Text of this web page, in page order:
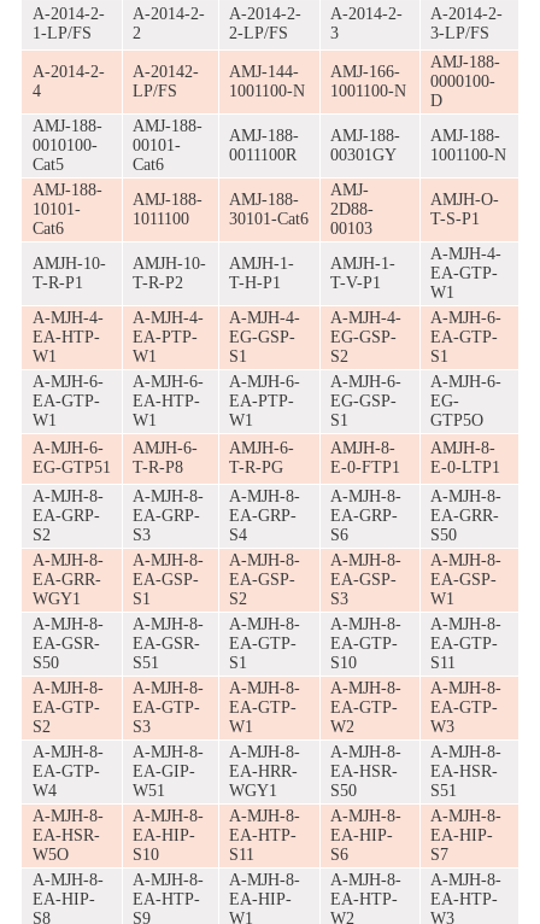
A-2014-2-
1-LP/FS
A-2014-2-
2
A-2014-2-
2-LP/FS
A-2014-2-
3
A-2014-2-
3-LP/FS
A-2014-2-
4
A-20142-
LP/FS
AMJ-144-
1001100-N
AMJ-166-
1001100-N
AMJ-188-
0000100-
D
AMJ-188-
0010100-
Cat5
AMJ-188-
00101-
Cat6
AMJ-188-
0011100R
AMJ-188-
00301GY
AMJ-188-
1001100-N
AMJ-188-
10101-
Cat6
AMJ-188-
1011100
AMJ-188-
30101-Cat6
AMJ-
2D88-
00103
AMJH-O-
T-S-P1
AMJH-10-
T-R-P1
AMJH-10-
T-R-P2
AMJH-1-
T-H-P1
AMJH-1-
T-V-P1
A-MJH-4-
EA-GTP-
W1
A-MJH-4-
EA-HTP-
W1
A-MJH-4-
EA-PTP-
W1
A-MJH-4-
EG-GSP-
S1
A-MJH-4-
EG-GSP-
S2
A-MJH-6-
EA-GTP-
S1
A-MJH-6-
EA-GTP-
W1
A-MJH-6-
EA-HTP-
W1
A-MJH-6-
EA-PTP-
W1
A-MJH-6-
EG-GSP-
S1
A-MJH-6-
EG-
GTP5O
A-MJH-6-
EG-GTP51
AMJH-6-
T-R-P8
AMJH-6-
T-R-PG
AMJH-8-
E-0-FTP1
AMJH-8-
E-0-LTP1
A-MJH-8-
EA-GRP-
S2
A-MJH-8-
EA-GRP-
S3
A-MJH-8-
EA-GRP-
S4
A-MJH-8-
EA-GRP-
S6
A-MJH-8-
EA-GRR-
S50
A-MJH-8-
EA-GRR-
WGY1
A-MJH-8-
EA-GSP-
S1
A-MJH-8-
EA-GSP-
S2
A-MJH-8-
EA-GSP-
S3
A-MJH-8-
EA-GSP-
W1
A-MJH-8-
EA-GSR-
S50
A-MJH-8-
EA-GSR-
S51
A-MJH-8-
EA-GTP-
S1
A-MJH-8-
EA-GTP-
S10
A-MJH-8-
EA-GTP-
S11
A-MJH-8-
EA-GTP-
S2
A-MJH-8-
EA-GTP-
S3
A-MJH-8-
EA-GTP-
W1
A-MJH-8-
EA-GTP-
W2
A-MJH-8-
EA-GTP-
W3
A-MJH-8-
EA-GTP-
W4
A-MJH-8-
EA-GIP-
W51
A-MJH-8-
EA-HRR-
WGY1
A-MJH-8-
EA-HSR-
S50
A-MJH-8-
EA-HSR-
S51
A-MJH-8-
EA-HSR-
W5O
A-MJH-8-
EA-HIP-
S10
A-MJH-8-
EA-HTP-
S11
A-MJH-8-
EA-HIP-
S6
A-MJH-8-
EA-HIP-
S7
A-MJH-8-
EA-HIP-
S8
A-MJH-8-
EA-HTP-
S9
A-MJH-8-
EA-HIP-
W1
A-MJH-8-
EA-HTP-
W2
A-MJH-8-
EA-HTP-
W3